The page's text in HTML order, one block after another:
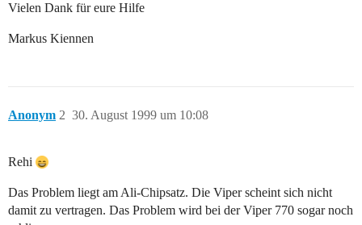
Vielen Dank für eure Hilfe
Markus Kiennen
Anonym 30. August 1999 um 10:08
2
Rehi
Das Problem liegt am Ali-Chipsatz. Die Viper scheint sich nicht
damit zu vertragen. Das Problem wird bei der Viper 770 sogar noch